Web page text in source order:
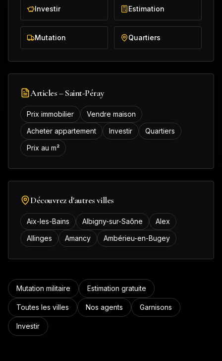
Investir Estimation
Mutation Quartiers
Articles –Saint-Péray
Prix immobilier
Vendre maison
Acheter appartement
Investir
Quartiers
Prix au m²
Découvrez d'autres villes
Aix-les-Bains Albigny-sur-Saône
Alex
Allinges
Amancy Ambérieu-en-Bugey
Mutation militaire Estimation gratuite
Toutes les villes Nos agents Garnisons
Investir